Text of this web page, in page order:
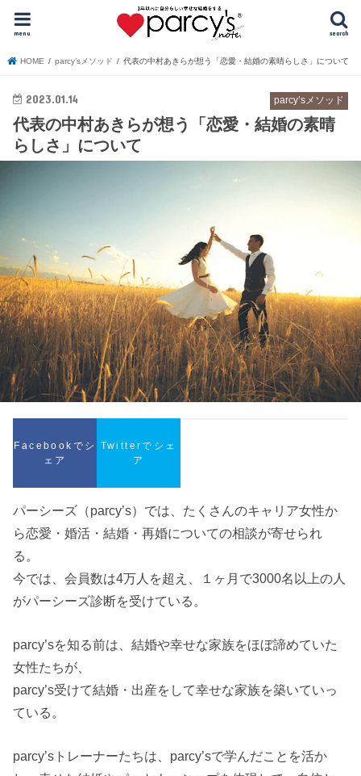
search
menu
HOME parcy’sメソッド 代表の中村あきらが想う「恋愛・結婚の素晴らしさ」について
parcy’sメソッド
2023.01.14
代表の中村あきらが想う「恋愛・結婚の素晴
らしさ」について
Facebookでシ
ェア
Twitterでシェ
ア
パーシーズ（parcy’s）では、たくさんのキャリア女性か
ら恋愛・婚活・結婚・再婚についての相談が寄せられ
る。
今では、会員数は4万人を超え、１ヶ月で3000名以上の人
がパーシーズ診断を受けている。
parcy’sを知る前は、結婚や幸せな家族をほぼ諦めていた
女性たちが、
parcy’s受けて結婚・出産をして幸せな家族を築いていっ
ている。
parcy’sトレーナーたちは、parcy’sで学んだことを活か